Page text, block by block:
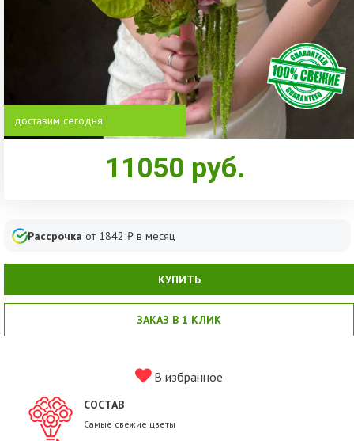
доставим сегодня
11050 руб.
Рассрочка от 1842 ₽ в месяц
КУПИТЬ
ЗАКАЗ В 1 КЛИК
В избранное
СОСТАВ
Самые свежие цветы